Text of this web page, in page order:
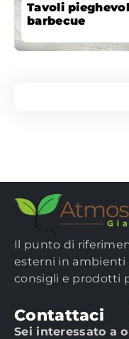
Tavoli
barbecue
Il punto di
esterni in ambienti
consigli e prodotti
Contattaci
Sei interessato a